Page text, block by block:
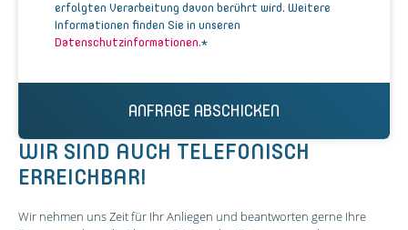
erfolgten Verarbeitung davon berührt wird. Weitere
Informationen finden Sie in unseren
Datenschutzinformationen.*
WIR SIND AUCH TELEFONISCH
ERREICHBAR!
Wir nehmen uns Zeit für Ihr Anliegen und beantworten gerne Ihre